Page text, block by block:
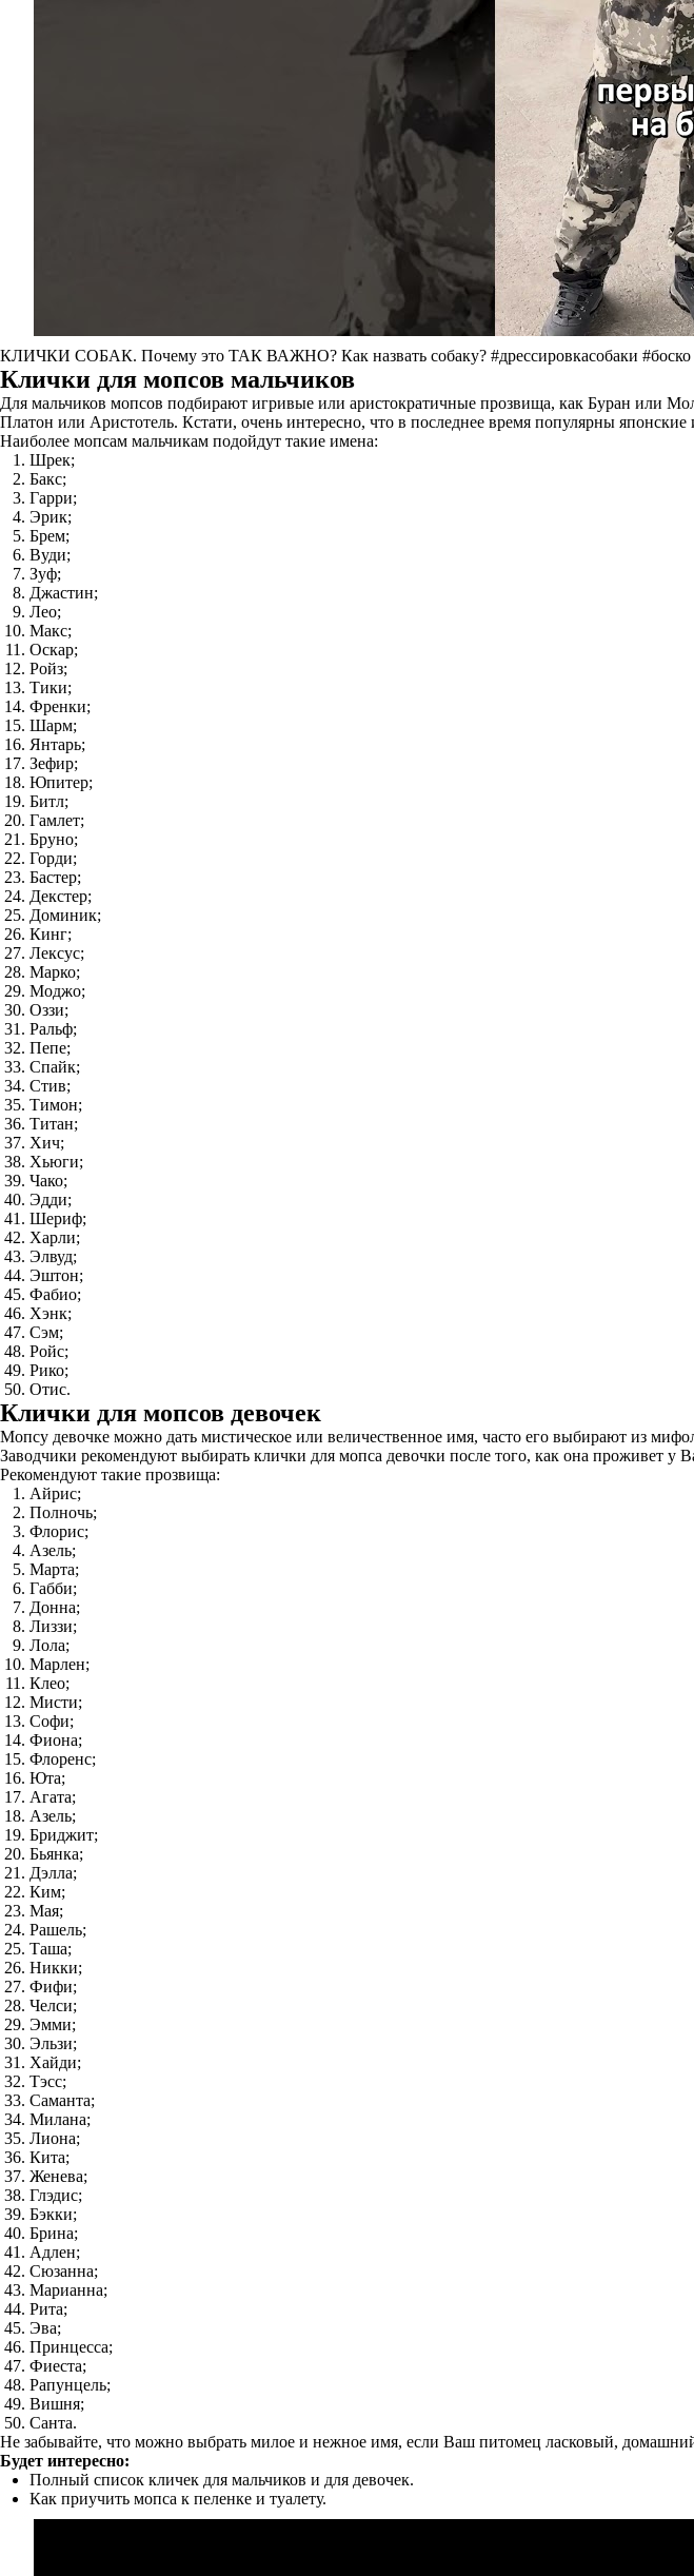
КЛИЧКИ СОБАК. Почему это ТАК ВАЖНО? Как назвать собаку? #дрессировкасобаки #боско
Клички для мопсов мальчиков
Для мальчиков мопсов подбирают игривые или аристократичные прозвища, как Буран или
Платон или Аристотель. Кстати, очень интересно, что в последнее время популярны
Наиболее мопсам мальчикам подойдут такие имена:
Шрек;
Бакс;
Гарри;
Эрик;
Брем;
Вуди;
Зуф;
Джастин;
Лео;
Макс;
Оскар;
Ройз;
Тики;
Френки;
Шарм;
Янтарь;
Зефир;
Юпитер;
Битл;
Гамлет;
Бруно;
Горди;
Бастер;
Декстер;
Доминик;
Кинг;
Лексус;
Марко;
Моджо;
Оззи;
Ральф;
Пепе;
Спайк;
Стив;
Тимон;
Титан;
Хич;
Хьюги;
Чако;
Эдди;
Шериф;
Харли;
Элвуд;
Эштон;
Фабио;
Хэнк;
Сэм;
Ройс;
Рико;
Отис.
Клички для мопсов девочек
Мопсу девочке можно дать мистическое или величественное имя, часто его выбирают из
Заводчики рекомендуют выбирать клички для мопса девочки после того, как она проживет
Рекомендуют такие прозвища:
Айрис;
Полночь;
Флорис;
Азель;
Марта;
Габби;
Донна;
Лиззи;
Лола;
Марлен;
Клео;
Мисти;
Софи;
Фиона;
Флоренс;
Юта;
Агата;
Азель;
Бриджит;
Бьянка;
Дэлла;
Ким;
Мая;
Рашель;
Таша;
Никки;
Фифи;
Челси;
Эмми;
Эльзи;
Хайди;
Тэсс;
Саманта;
Милана;
Лиона;
Кита;
Женева;
Глэдис;
Бэкки;
Брина;
Адлен;
Сюзанна;
Марианна;
Рита;
Эва;
Принцесса;
Фиеста;
Рапунцель;
Вишня;
Санта.
Не забывайте, что можно выбрать милое и нежное имя, если Ваш питомец ласковый,
Будет интересно:
Полный список кличек для мальчиков и для девочек.
Как приучить мопса к пеленке и туалету.